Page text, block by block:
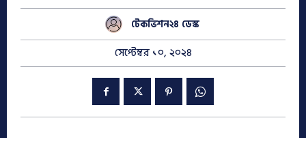
টেকভিশন২৪ ডেস্ক
সেপ্টেম্বর ১০, ২০২৪